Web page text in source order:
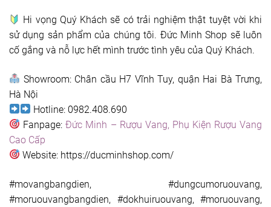
Hi vọng Quý Khách sẽ có trải nghiệm thật tuyệt vời khi
sử dụng sản phẩm của chúng tôi. Đức Minh Shop sẽ luôn
cố gắng và nỗ lực hết mình trước tình yêu của Quý Khách.
Showroom: Chân cầu H7 Vĩnh Tuy, quận Hai Bà Trưng,
Hà Nội
Hotline: 0982.408.690
Fanpage:Đức Minh – Rượu Vang, Phụ Kiện Rượu Vang
Cao Cấp
Website: https://ducminhshop.com/
#movangbangdien, #dungcumoruouvang,
#moruouvangbangdien, #dokhuiruouvang, #moruouvang,